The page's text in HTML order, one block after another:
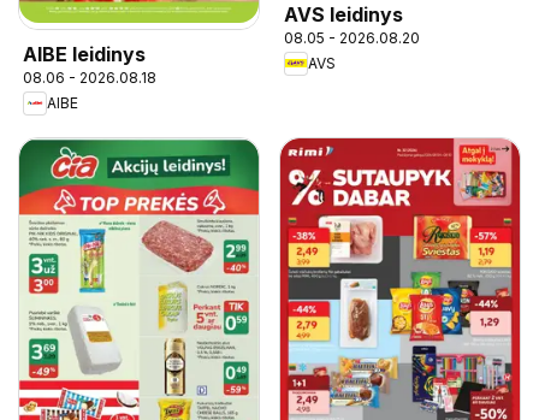
AIBE leidinys
08.06 - 2026.08.18
AIBE
AVS leidinys
08.05 - 2026.08.20
AVS